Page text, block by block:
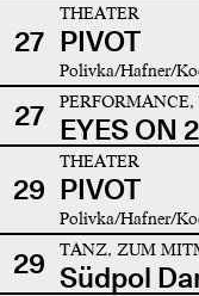
27
THEATER
PIVOT
Polivka/Hafner/
27 EYES ON
29
THEATER
PIVOT
Polivka/Hafner/
29 TANZ, ZUM
Südpol